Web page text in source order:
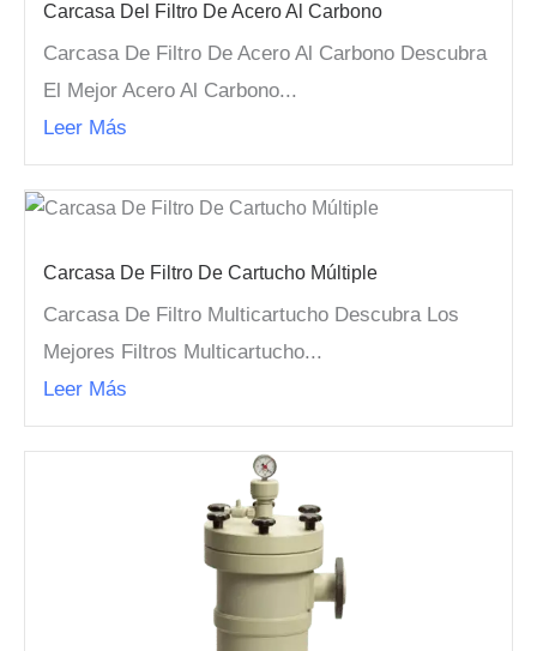
Carcasa Del Filtro De Acero Al Carbono
Carcasa De Filtro De Acero Al Carbono Descubra
El Mejor Acero Al Carbono...
Leer Más
Carcasa De Filtro De Cartucho Múltiple
Carcasa De Filtro Multicartucho Descubra Los
Mejores Filtros Multicartucho...
Leer Más